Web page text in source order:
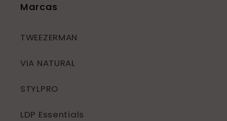
Marcas
TWEEZERMAN
VIA NATURAL
STYLPRO
LDP Essentials